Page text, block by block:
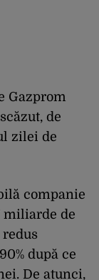
Gazprom
de
zilei de
companie
miliarde de
redus
după ce
De atunci,